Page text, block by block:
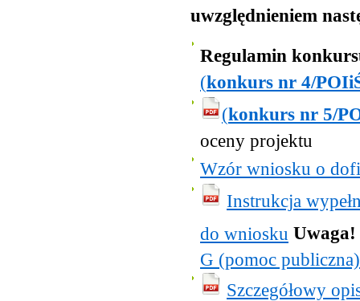
uwzględnieniem
Regulamin
(konkurs nr 4/
(konkurs nr 5/
oceny projektu
Wzór wniosku o
Instrukcja
do wniosku Uwaga!
G (pomoc
Szczegółowy